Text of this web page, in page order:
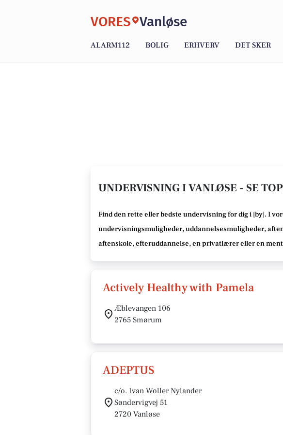
VORES Vanløse
ALARM112 BOLIG ERHVERV DET SKER
UNDERVISNING I VANLØSE - SE
Find den rette eller bedste undervisningfor dig i [by]. I
undervisningsmuligheder, uddannelsesmuligheder,
aftenskole, efteruddannelse, en privatlærer eller en
Actively Healthy with Pamela
Æblevangen 106
2765 Smørum
ADEPTUS
c/o. Ivan Woller Nylander
Søndervigvej 51
2720 Vanløse